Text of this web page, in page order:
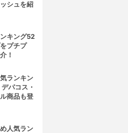
シュを紹
キング52
プチプ
！
ランキン
パコス・
商品も登
人気ラン